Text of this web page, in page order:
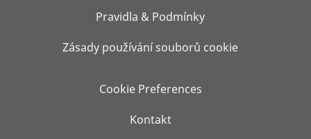
Pravidla & Podmínky
Zásady používání souborů cookie
Cookie Preferences
Kontakt